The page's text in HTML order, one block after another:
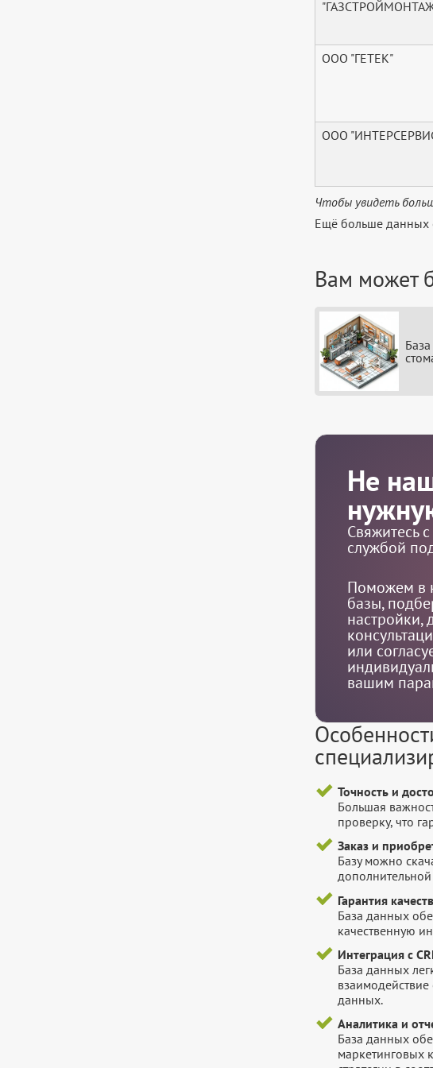
ООО "ГЕТЕК"
ООО
Чтобы увидеть
Ещё больше
Вам может
Не
Свяжитесь
службой
Поможем в
базы,
настройки,
или
вашим
Точность и
Большая
проверку, что
Заказ и
Базу можно
Гарантия
База данных
качественную
Интеграция с
База данных
данных.
Аналитика и
База данных
маркетинговых